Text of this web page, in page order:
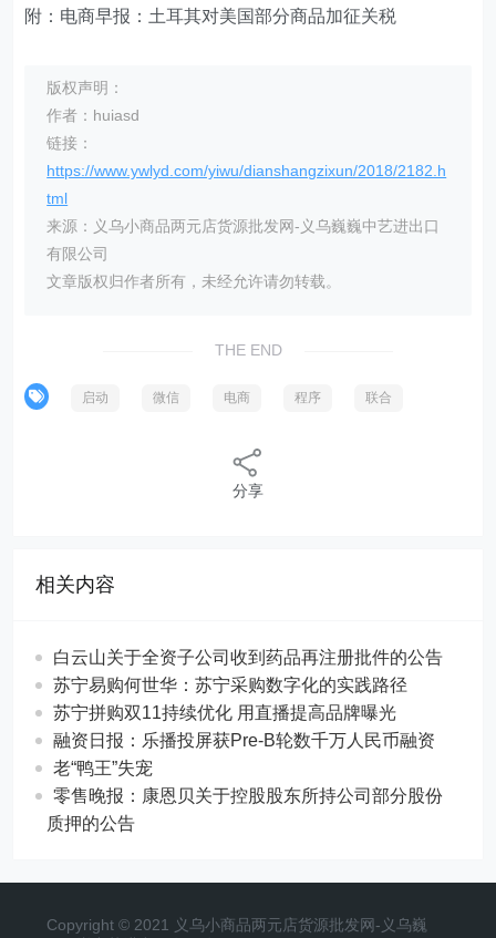
附：电商早报：土耳其对美国部分商品加征关税
版权声明：
作者：huiasd
链接：
https://www.ywlyd.com/yiwu/dianshangzixun/2018/2182.h
tml
来源：义乌小商品两元店货源批发网-义乌巍巍中艺进出口
有限公司
文章版权归作者所有，未经允许请勿转载。
THE END
启动 微信 电商 程序 联合
分享
相关内容
白云山关于全资子公司收到药品再注册批件的公告
苏宁易购何世华：苏宁采购数字化的实践路径
苏宁拼购双11持续优化 用直播提高品牌曝光
融资日报：乐播投屏获Pre-B轮数千万人民币融资
老“鸭王”失宠
零售晚报：康恩贝关于控股股东所持公司部分股份
质押的公告
Copyright © 2021 义乌小商品两元店货源批发网-义乌巍